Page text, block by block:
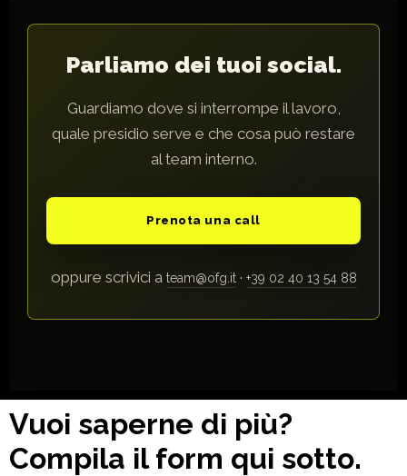
Parliamo dei tuoi social.
Guardiamo dove si interrompe il lavoro,
quale presidio serve e che cosa può restare
al team interno.
Prenota una call
oppure scrivici a team@ofg.it· +39 02 40 13 54 88
Vuoi saperne di più?
Compila il form qui sotto.